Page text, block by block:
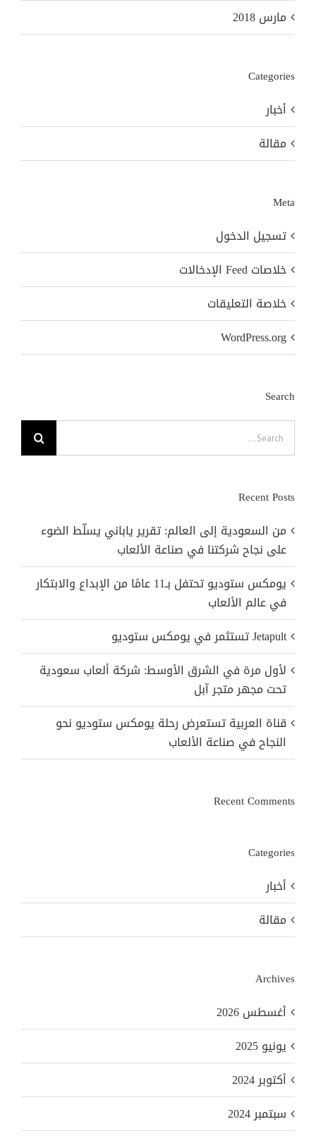
مارس 2018
Categories
أخبار
مقالة
Meta
تسجيل الدخول
خلاصات Feed الإدخالات
خلاصة التعليقات
WordPress.org
Search
Search
Recent Posts
من السعودية إلى العالم: تقرير ياباني يسلّط الضوء
على نجاح شركتنا في صناعة الألعاب
يومكس ستوديو تحتفل بـ11 عامًا من الإبداع والابتكار
في عالم الألعاب
Jetapult تستثمر في يومكس ستوديو
لأول مرة في الشرق الأوسط: شركة ألعاب سعودية
تحت مجهر متجر آبل
قناة العربية تستعرض رحلة يومكس ستوديو نحو
النجاح في صناعة الألعاب
Recent Comments
Categories
أخبار
مقالة
Archives
أغسطس 2026
يونيو 2025
أكتوبر 2024
سبتمبر 2024